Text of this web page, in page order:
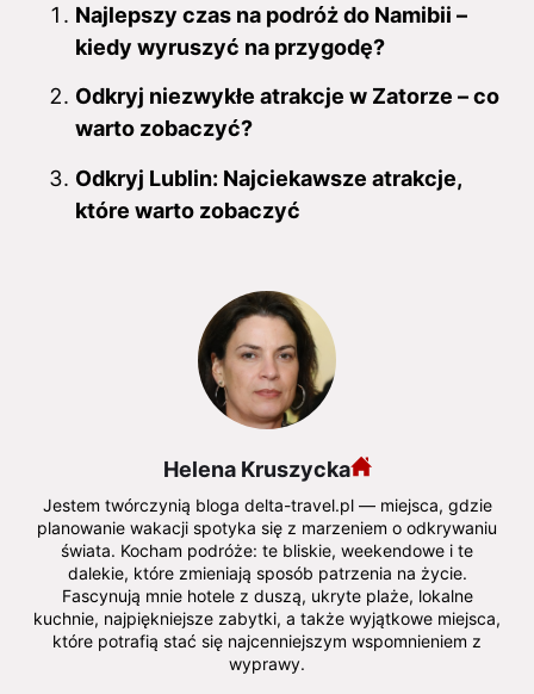
Najlepszy czas na podróż do Namibii –
kiedy wyruszyć na przygodę?
Odkryj niezwykłe atrakcje w Zatorze – co
warto zobaczyć?
Odkryj Lublin: Najciekawsze atrakcje,
które warto zobaczyć
Helena Kruszycka
Jestem twórczynią bloga delta-travel.pl — miejsca, gdzie
planowanie wakacji spotyka się z marzeniem o odkrywaniu
świata. Kocham podróże: te bliskie, weekendowe i te
dalekie, które zmieniają sposób patrzenia na życie.
Fascynują mnie hotele z duszą, ukryte plaże, lokalne
kuchnie, najpiękniejsze zabytki, a także wyjątkowe miejsca,
które potrafią stać się najcenniejszym wspomnieniem z
wyprawy.